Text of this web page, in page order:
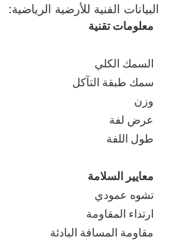
البيانات الفنية للأرضية الرياضية:
معلومات تقنية
السمك الكلي
سمك طبقة التآكل
وزن
عرض لفة
طول اللفة
معايير السلامة
تشوه عمودي
ارتداء المقاومة
مقاومة المسافة البادئة